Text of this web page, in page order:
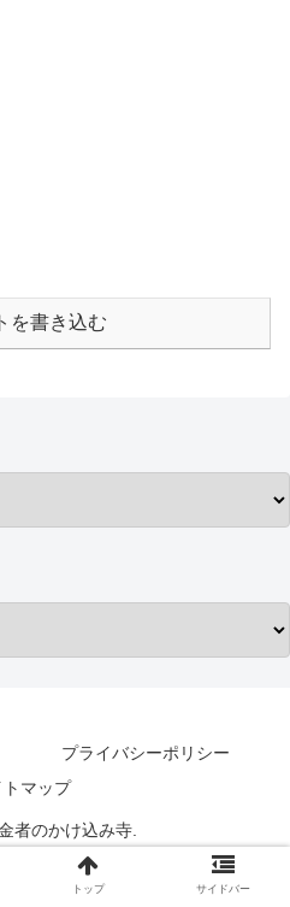
を書き込む
プライバシーポリシー
トマップ
者のかけ込み寺.
トップ サイドバー